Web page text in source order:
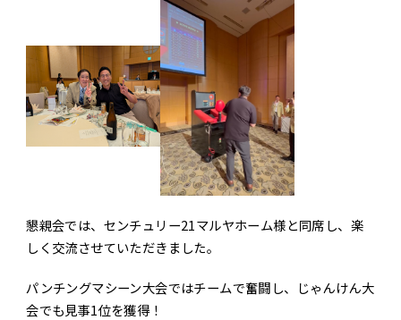
懇親会では、センチュリー21マルヤホーム様と同席し、楽
しく交流させていただきました。
パンチングマシーン大会ではチームで奮闘し、じゃんけん大
会でも見事1位を獲得！